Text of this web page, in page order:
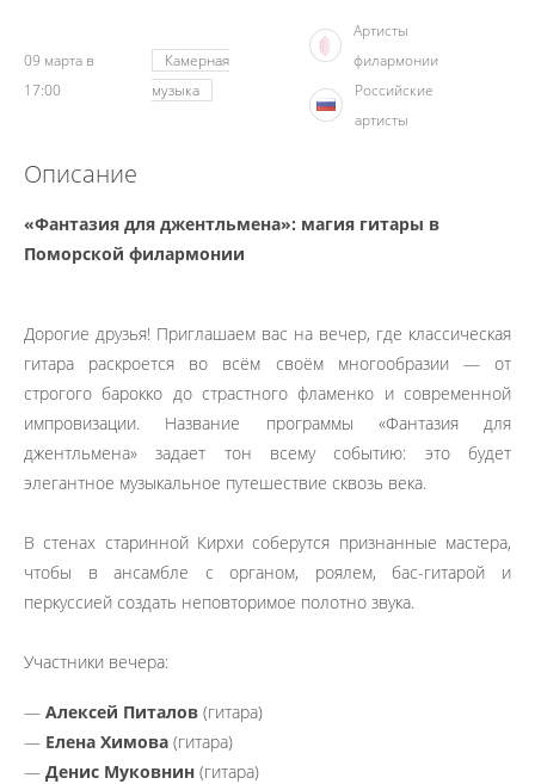
09 марта в
17:00
Камерная
музыка
Артисты
филармонии
Российские
артисты
Описание
«Фантазия для джентльмена»: магия гитары в
Поморской филармонии
Дорогие друзья! Приглашаем вас на вечер, где классическая
гитара раскроется во всём своём многообразии — от
строгого барокко до страстного фламенко и современной
импровизации. Название программы «Фантазия для
джентльмена» задает тон всему событию: это будет
элегантное музыкальное путешествие сквозь века.
В стенах старинной Кирхи соберутся признанные мастера,
чтобы в ансамбле с органом, роялем, бас-гитарой и
перкуссией создать неповторимое полотно звука.
Участники вечера:
— Алексей Питалов (гитара)
— Елена Химова (гитара)
— Денис Муковнин (гитара)